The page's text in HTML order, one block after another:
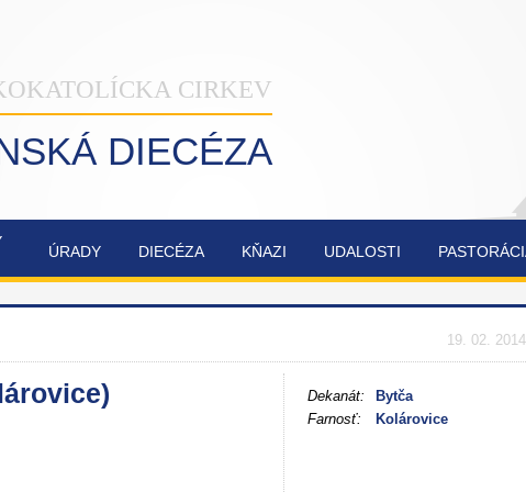
CIRKEV
DIECÉZA
ÚRADY DIECÉZA KŇAZI UDALOSTI
NAŠA
OBNOVA
TROJICE
SYNODA
19. 02. 2014
Dekanát:
Bytča
Farnosť:
Kolárovice